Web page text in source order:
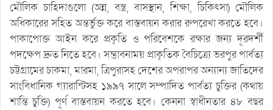
মৌলিক চাহিদাগুলো (অন্ন, বস্ত্র, বাসস্থান, শিক্ষা, চিকিৎসা) মৌলিক
অধিকারের সহিত অন্তর্ভুক্ত করে বাস্তবায়ন করার রুপরেখা করতে হবে।
পাকাপোক্ত আইন করে প্রকৃতি ও পরিবেশকে রক্ষার জন্য দূরদর্শী
পদক্ষেপ দ্রুত নিতে হবে। সম্ভাবনাময় প্রাকৃতিক বৈচিত্র্যে ভরপুর পার্বত্য
চট্টগ্রামের চাকমা, মারমা, ত্রিপুরাসহ দেশের অপরাপর অন্যান্য জাতিদের
সাংবিধানিক গ্যারান্টিসহ ১৯৯৭ সালে সম্পাদিত পার্বত্য চুক্তির (কথায়
শান্তি চুক্তি) পূর্ণ বাস্তবায়ন করতে হবে। কেননা স্বাধীনতার ৪৮ বছর